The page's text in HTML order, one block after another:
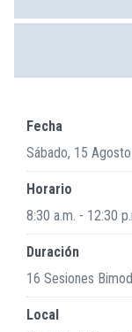
Fecha
Sábado, 15
Horario
8:30 a.m. - 12:30
Duración
16 Sesiones
Local